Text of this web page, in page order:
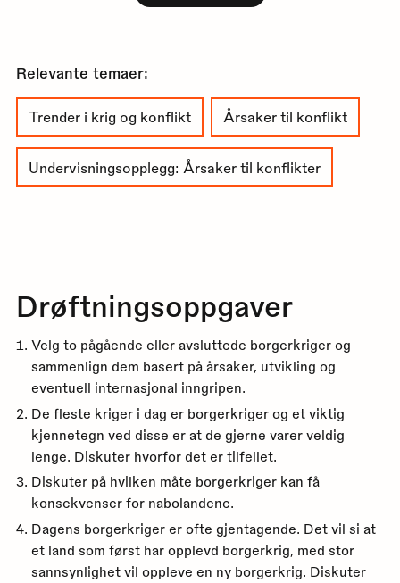
Relevante temaer:
Trender i krig og konflikt Årsaker til konflikt
Undervisningsopplegg: Årsaker til konflikter
Drøftningsoppgaver
Velg to pågående eller avsluttede borgerkriger og
sammenlign dem basert på årsaker, utvikling og
eventuell internasjonal inngripen.
De fleste kriger i dag er borgerkriger og et viktig
kjennetegn ved disse er at de gjerne varer veldig
lenge. Diskuter hvorfor det er tilfellet.
Diskuter på hvilken måte borgerkriger kan få
konsekvenser for nabolandene.
Dagens borgerkriger er ofte gjentagende. Det vil si at
et land som først har opplevd borgerkrig, med stor
sannsynlighet vil oppleve en ny borgerkrig. Diskuter